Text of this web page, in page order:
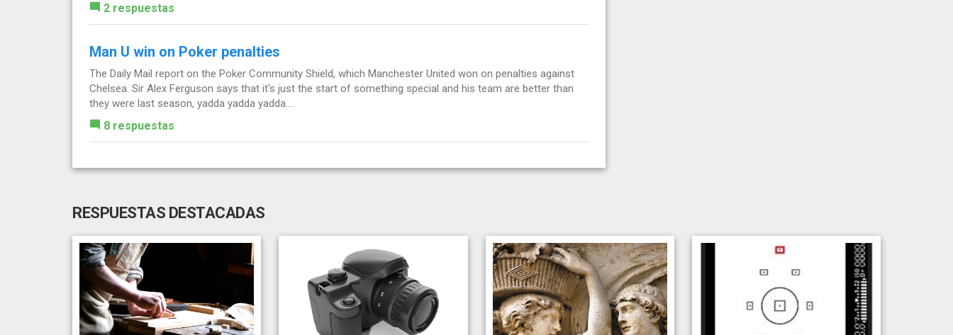
2 respuestas
Man U win on Poker penalties
The Daily Mail report on the Poker Community Shield, which Manchester United won on penalties against
Chelsea. Sir Alex Ferguson says that it's just the start of something special and his team are better than
they were last season, yadda yadda yadda....
8 respuestas
RESPUESTAS DESTACADAS